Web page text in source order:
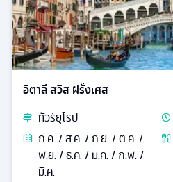
อิตาลี สวิส ฝรั่งเศส
ทัวร์ยุโรป
ก.ค. / ส.ค. / ก.ย. / ต.ค. /
พ.ย. / ธ.ค. / ม.ค. / ก.พ. /
มี.ค.